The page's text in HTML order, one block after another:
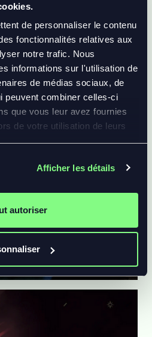
de personnaliser le contenu
fonctionnalités relatives aux
notre trafic. Nous
informations sur l'utilisation de
de médias sociaux, de
peuvent combiner celles-ci
que vous leur avez fournies
de votre utilisation de leurs
Afficher les détails
autoriser